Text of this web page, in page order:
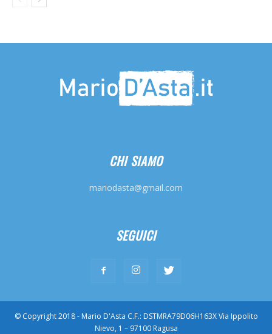
CHI SIAMO
mariodasta@gmail.com
SEGUICI
© Copyright 2018 - Mario D'Asta C.F.: DSTMRA79D06H163X Via Ippolito
Nievo, 1 – 97100 Ragusa